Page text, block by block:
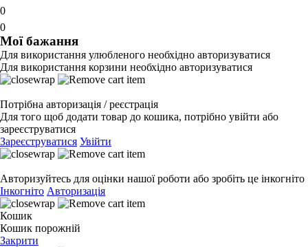
0
0
Мої бажання
Для використання улюбленого необхідно авторизуватися
Для використання корзини необхідно авторизуватися
Потрібна авторизація / реєстрація
Для того щоб додати товар до кошика, потрібно увійти або
зареєструватися
Зареєструватися Увійти
Авторизуйтесь для оцінки нашої роботи або зробіть це інкогніто
Інкогніто Авторизація
Кошик
Кошик порожній
Закрити